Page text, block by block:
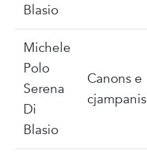
Blasio
Michele
Polo
Serena
Di
Blasio
Canons e
cjampanis